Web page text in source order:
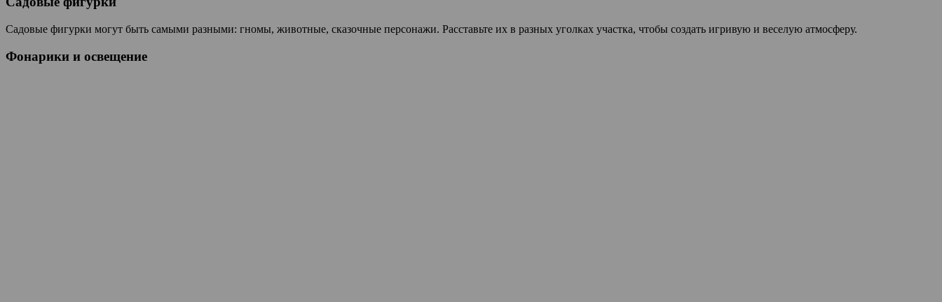
Садовые фигурки могут быть самыми разными: гномы, животные, сказочные персонажи. Расставьте их в разных уголках участка, чтобы создать игривую и веселую атмосферу.
Фонарики и освещение